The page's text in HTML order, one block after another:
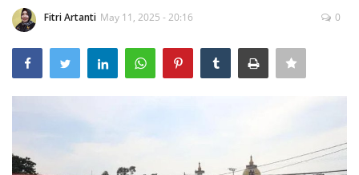
TO.CHANEL
Fitri Artanti May 11, 2025 - 20:16 0